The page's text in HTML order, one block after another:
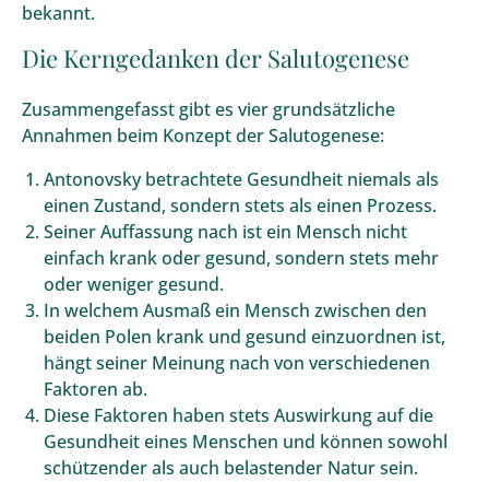
bekannt.
Die Kerngedanken der Salutogenese
Zusammengefasst gibt es vier grundsätzliche
Annahmen beim Konzept der Salutogenese:
Antonovsky betrachtete Gesundheit niemals als
einen Zustand, sondern stets als einen Prozess.
Seiner Auffassung nach ist ein Mensch nicht
einfach krank oder gesund, sondern stets mehr
oder weniger gesund.
In welchem Ausmaß ein Mensch zwischen den
beiden Polen krank und gesund einzuordnen ist,
hängt seiner Meinung nach von verschiedenen
Faktoren ab.
Diese Faktoren haben stets Auswirkung auf die
Gesundheit eines Menschen und können sowohl
schützender als auch belastender Natur sein.